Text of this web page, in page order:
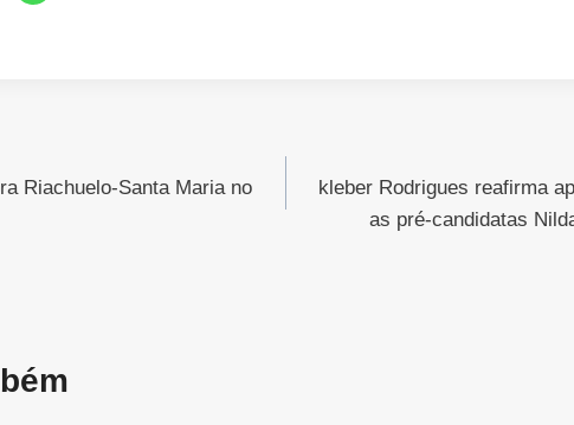
Riachuelo-Santa Maria no
kleber Rodrigues reafirma
as pré-candidatas